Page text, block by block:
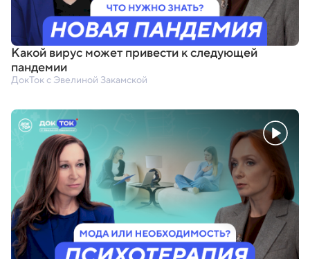
Какой вирус может привести к следующей
пандемии
ДокТок с Эвелиной Закамской